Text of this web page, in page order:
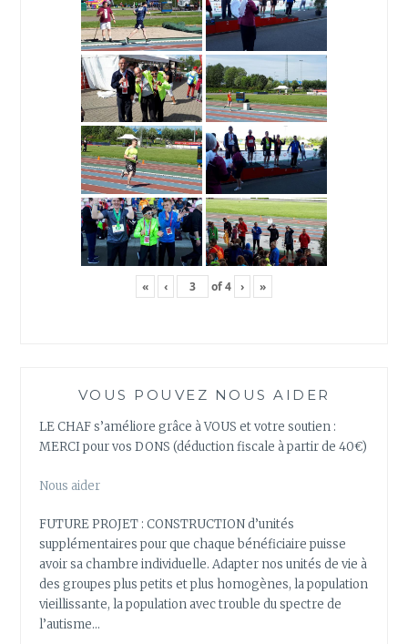
« ‹ of4 › »
VOUS POUVEZ NOUS AIDER
LE CHAF s’améliore grâce à VOUS et votre soutien :
MERCI pour vos DONS (déduction fiscale à partir de 40€)
Nous aider
FUTURE PROJET : CONSTRUCTION d’unités
supplémentaires pour que chaque bénéficiaire puisse
avoir sa chambre individuelle. Adapter nos unités de vie à
des groupes plus petits et plus homogènes, la population
vieillissante, la population avec trouble du spectre de
l’autisme…